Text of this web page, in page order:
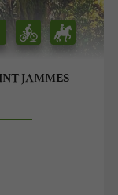
JAMMES